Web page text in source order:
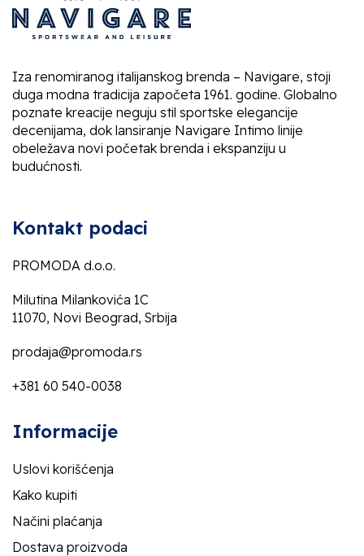
Iza renomiranog italijanskog brenda – Navigare, stoji
duga modna tradicija započeta 1961. godine. Globalno
poznate kreacije neguju stil sportske elegancije
decenijama, dok lansiranje Navigare Intimo linije
obeležava novi početak brenda i ekspanziju u
budućnosti.
Kontakt podaci
PROMODA d.o.o.
Milutina Milankovića 1C
11070, Novi Beograd, Srbija
prodaja@promoda.rs
+381 60 540-0038
Informacije
Uslovi korišćenja
Kako kupiti
Načini plaćanja
Dostava proizvoda